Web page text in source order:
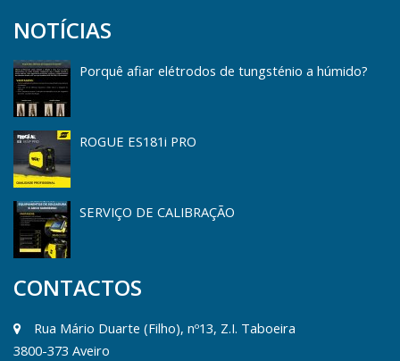
NOTÍCIAS
Porquê afiar elétrodos de tungsténio a húmido?
ROGUE ES181i PRO
SERVIÇO DE CALIBRAÇÃO
CONTACTOS
Rua Mário Duarte (Filho), nº13, Z.I. Taboeira
3800-373 Aveiro